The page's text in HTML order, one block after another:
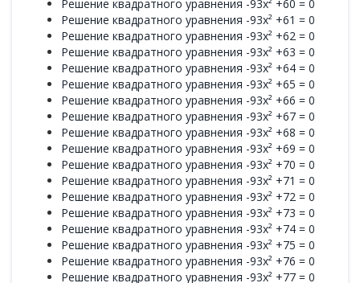
Решение квадратного уравнения -93x² +60 = 0
Решение квадратного уравнения -93x² +61 = 0
Решение квадратного уравнения -93x² +62 = 0
Решение квадратного уравнения -93x² +63 = 0
Решение квадратного уравнения -93x² +64 = 0
Решение квадратного уравнения -93x² +65 = 0
Решение квадратного уравнения -93x² +66 = 0
Решение квадратного уравнения -93x² +67 = 0
Решение квадратного уравнения -93x² +68 = 0
Решение квадратного уравнения -93x² +69 = 0
Решение квадратного уравнения -93x² +70 = 0
Решение квадратного уравнения -93x² +71 = 0
Решение квадратного уравнения -93x² +72 = 0
Решение квадратного уравнения -93x² +73 = 0
Решение квадратного уравнения -93x² +74 = 0
Решение квадратного уравнения -93x² +75 = 0
Решение квадратного уравнения -93x² +76 = 0
Решение квадратного уравнения -93x² +77 = 0